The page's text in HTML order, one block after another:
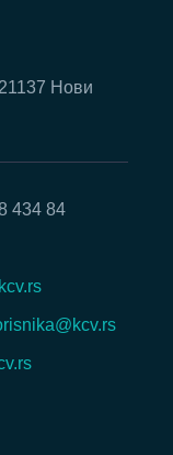
Нови
434 84